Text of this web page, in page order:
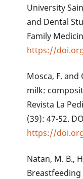
University
and Dental
Family
https://
Mosca, F. and
milk:
Revista La
(39): 47-52.
https://
Natan, M. B.,